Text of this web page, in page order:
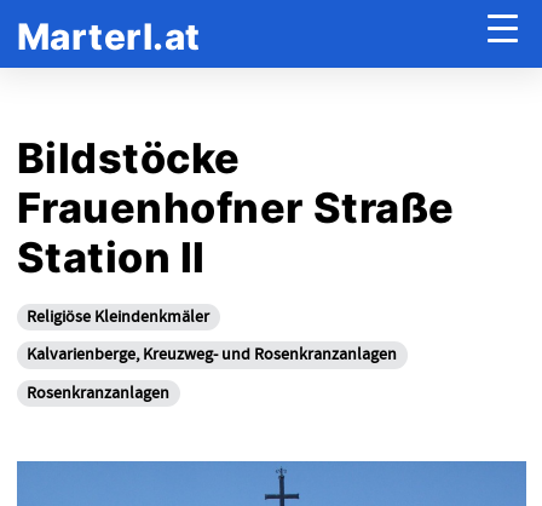
Marterl.at
Bildstöcke
Frauenhofner Straße
Station II
Religiöse Kleindenkmäler
Kalvarienberge, Kreuzweg- und Rosenkranzanlagen
Rosenkranzanlagen